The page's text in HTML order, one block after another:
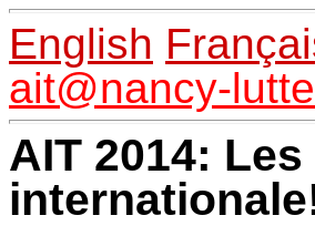
English
ait@nancy-
AIT 2014: